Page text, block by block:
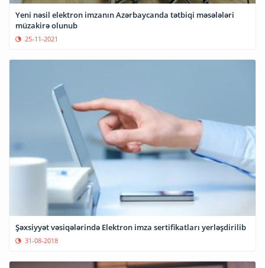
Yeni nəsil elektron imzanın Azərbaycanda tətbiqi məsələləri
müzakirə olunub
25-11-2021
Şəxsiyyət vəsiqələrində Elektron imza sertifikatları yerləşdirilib
31-08-2018